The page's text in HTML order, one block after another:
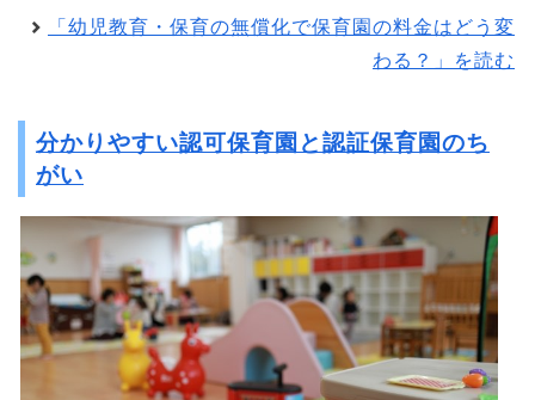
「幼児教育・保育の無償化で保育園の料金はどう変
わる？」を読む
分かりやすい認可保育園と認証保育園のち
がい